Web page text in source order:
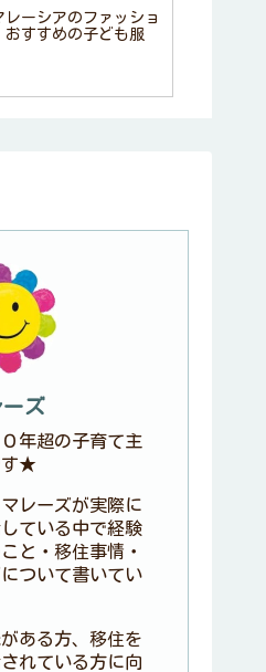
レーシアのファッショ
おすすめの子ども服
ズ
年超の子育て主
す★
レーズが実際に
ている中で経験
と・移住事情・
ついて書いてい
ある方、移住を
れている方に向